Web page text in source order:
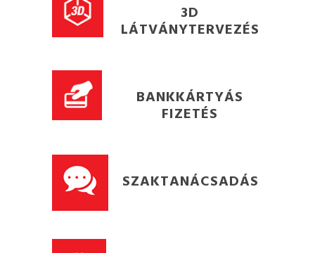
3D
LÁTVÁNYTERVEZÉS
BANKKÁRTYÁS
FIZETÉS
SZAKTANÁCSADÁS